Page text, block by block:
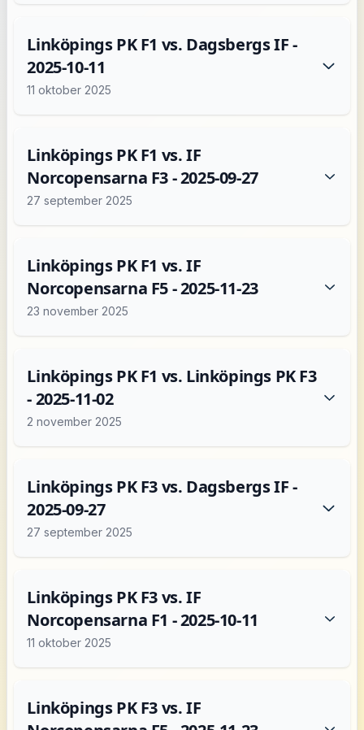
Linköpings PK F1 vs. Dagsbergs IF -
2025-10-11
11 oktober 2025
Linköpings PK F1 vs. IF
Norcopensarna F3 - 2025-09-27
27 september 2025
Linköpings PK F1 vs. IF
Norcopensarna F5 - 2025-11-23
23 november 2025
Linköpings PK F1 vs. Linköpings PK F3
- 2025-11-02
2 november 2025
Linköpings PK F3 vs. Dagsbergs IF -
2025-09-27
27 september 2025
Linköpings PK F3 vs. IF
Norcopensarna F1 - 2025-10-11
11 oktober 2025
Linköpings PK F3 vs. IF